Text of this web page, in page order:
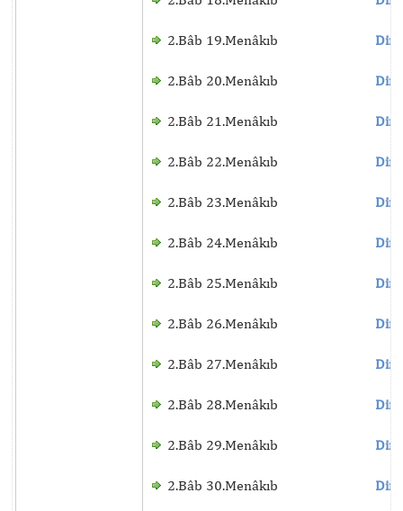
2.Bâb 19.Menâkıb
2.Bâb 20.Menâkıb
2.Bâb 21.Menâkıb
2.Bâb 22.Menâkıb
2.Bâb 23.Menâkıb
2.Bâb 24.Menâkıb
2.Bâb 25.Menâkıb
2.Bâb 26.Menâkıb
2.Bâb 27.Menâkıb
2.Bâb 28.Menâkıb
2.Bâb 29.Menâkıb
2.Bâb 30.Menâkıb